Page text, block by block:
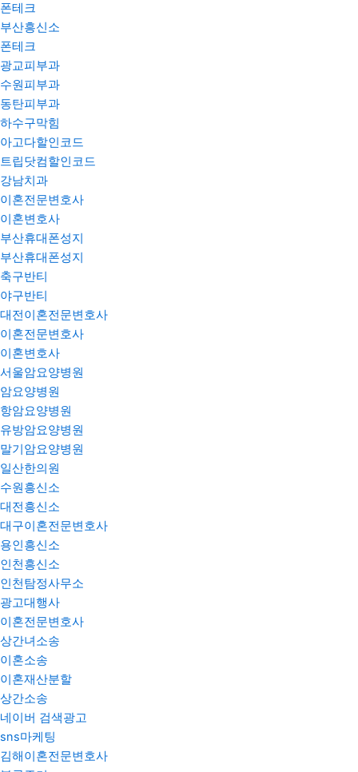
폰테크
부산흥신소
폰테크
광교피부과
수원피부과
동탄피부과
하수구막힘
아고다할인코드
트립닷컴할인코드
강남치과
이혼전문변호사
이혼변호사
부산휴대폰성지
부산휴대폰성지
축구반티
야구반티
대전이혼전문변호사
이혼전문변호사
이혼변호사
서울암요양병원
암요양병원
항암요양병원
유방암요양병원
말기암요양병원
일산한의원
수원흥신소
대전흥신소
대구이혼전문변호사
용인흥신소
인천흥신소
인천탐정사무소
광고대행사
이혼전문변호사
상간녀소송
이혼소송
이혼재산분할
상간소송
네이버 검색광고
sns마케팅
김해이혼전문변호사